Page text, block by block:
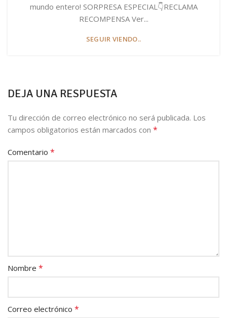
mundo entero! SORPRESA ESPECIAL👇RECLAMA
RECOMPENSA Ver...
SEGUIR VIENDO..
DEJA UNA RESPUESTA
Tu dirección de correo electrónico no será publicada. Los
campos obligatorios están marcados con *
Comentario *
Nombre *
Correo electrónico *